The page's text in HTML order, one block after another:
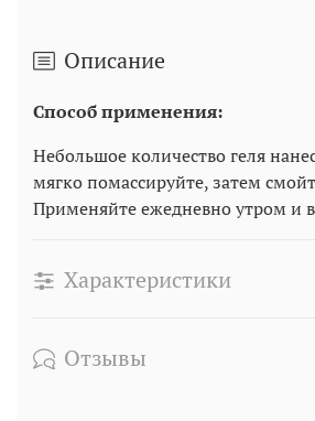
Описание
Способ применения:
Небольшое количество геля
мягко помассируйте, затем
Применяйте ежедневно утром и
Характеристики
Отзывы